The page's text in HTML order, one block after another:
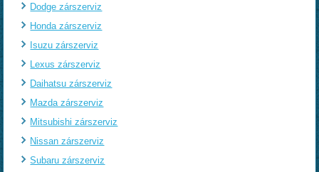
Dodge zárszerviz
Honda zárszerviz
Isuzu zárszerviz
Lexus zárszerviz
Daihatsu zárszerviz
Mazda zárszerviz
Mitsubishi zárszerviz
Nissan zárszerviz
Subaru zárszerviz